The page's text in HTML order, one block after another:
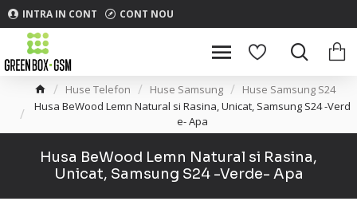
INTRA IN CONT CONT NOU
Huse Telefon Huse Samsung
Huse Samsung S24
Husa BeWood Lemn Natural si Rasina, Unicat, Samsung S24 -Verd
e- Apa
Husa BeWood Lemn Natural si Rasina,
Unicat, Samsung S24 -Verde- Apa